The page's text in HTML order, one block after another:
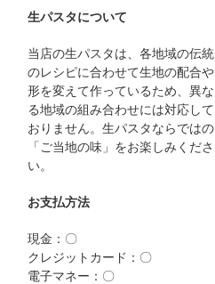
生パスタについて
当店の生パスタは、各地域の伝統
のレシピに合わせて生地の配合や
形を変えて作っているため、異な
る地域の組み合わせには対応して
おりません。生パスタならではの
「ご当地の味」をお楽しみくださ
い。
お支払方法
現金：〇
クレジットカード：〇
電子マネー：〇